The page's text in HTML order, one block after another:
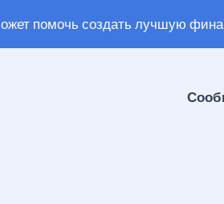
помочь создать лучшую